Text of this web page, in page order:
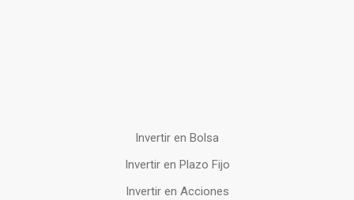
Invertir en Bolsa
Invertir en Plazo Fijo
Invertir en Acciones